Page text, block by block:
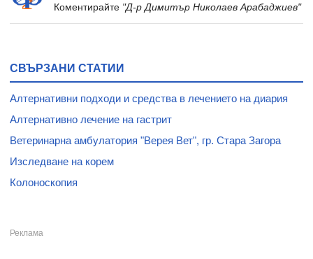
Коментирайте "Д-р Димитър Николаев Арабаджиев"
СВЪРЗАНИ СТАТИИ
Алтернативни подходи и средства в лечението на диария
Алтернативно лечение на гастрит
Ветеринарна амбулатория "Верея Вет", гр. Стара Загора
Изследване на корем
Колоноскопия